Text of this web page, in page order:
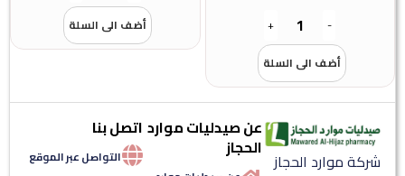
أضف الى السلة
أضف الى السلة
شركة موارد الحجاز
عن صيدليات موارد
الحجاز
اتصل بنا
التواصل عبر الموقع